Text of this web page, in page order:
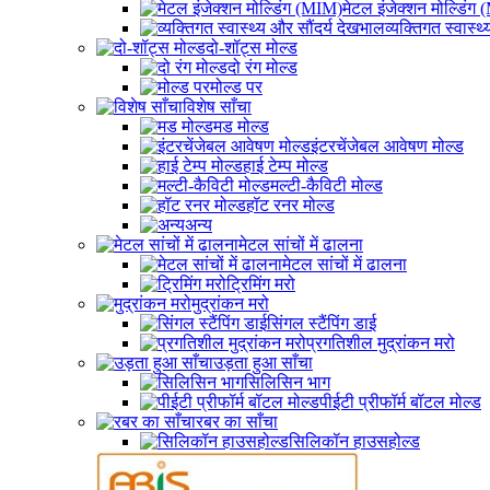
मेटल इंजेक्शन मोल्डिंग
व्यक्तिगत
दो-शॉट्स मोल्ड
दो रंग मोल्ड
मोल्ड पर
विशेष साँचा
मड मोल्ड
इंटरचेंजेबल आवेषण मोल्ड
हाई टेम्प मोल्ड
मल्टी-कैविटी मोल्ड
हॉट रनर मोल्ड
अन्य
मेटल सांचों में ढालना
मेटल सांचों में ढालना
ट्रिमिंग मरो
मुद्रांकन मरो
सिंगल स्टैंपिंग डाई
प्रगतिशील मुद्रांकन मरो
उड़ता हुआ साँचा
सिलिसिन भाग
पीईटी प्रीफॉर्म बॉटल मोल्ड
रबर का साँचा
सिलिकॉन हाउसहोल्ड